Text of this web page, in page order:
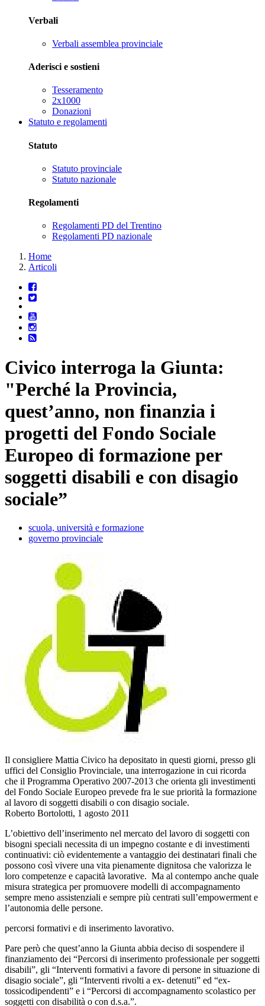
Verbali
Verbali assemblea provinciale
Aderisci e sostieni
Tesseramento
2x1000
Donazioni
Statuto e regolamenti
Statuto
Statuto provinciale
Statuto nazionale
Regolamenti
Regolamenti PD del Trentino
Regolamenti PD nazionale
Home
Articoli
Civico interroga la Giunta:
"Perché la Provincia,
quest’anno, non finanzia i
progetti del Fondo Sociale
Europeo di formazione per
soggetti disabili e con disagio
sociale”
scuola, università e formazione
governo provinciale
Il consigliere Mattia Civico ha depositato in questi giorni, presso gli
uffici del Consiglio Provinciale, una interrogazione in cui ricorda
che il Programma Operativo 2007-2013 che orienta gli investimenti
del Fondo Sociale Europeo prevede fra le sue priorità la formazione
al lavoro di soggetti disabili o con disagio sociale.
Roberto Bortolotti, 1 agosto 2011
L’obiettivo dell’inserimento nel mercato del lavoro di soggetti con
bisogni speciali necessita di un impegno costante e di investimenti
continuativi: ciò evidentemente a vantaggio dei destinatari finali che
possono così vivere una vita pienamente dignitosa che valorizza le
loro competenze e capacità lavorative. Ma al contempo anche quale
misura strategica per promuovere modelli di accompagnamento
sempre meno assistenziali e sempre più centrati sull’empowerment e
l’autonomia delle persone.
percorsi formativi e di inserimento lavorativo.
Pare però che quest’anno la Giunta abbia deciso di sospendere il
finanziamento dei “Percorsi di inserimento professionale per soggetti
disabili”, gli “Interventi formativi a favore di persone in situazione di
disagio sociale”, gli “Interventi rivolti a ex- detenuti” ed “ex-
tossicodipendenti” e i “Percorsi di accompagnamento scolastico per
soggetti con disabilità o con d.s.a.”.